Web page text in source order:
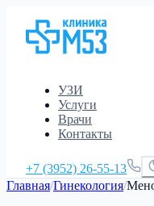
УЗИ
Услуги
Врачи
Контакты
+7 (3952) 26-55-13
Главная/Гинекология/